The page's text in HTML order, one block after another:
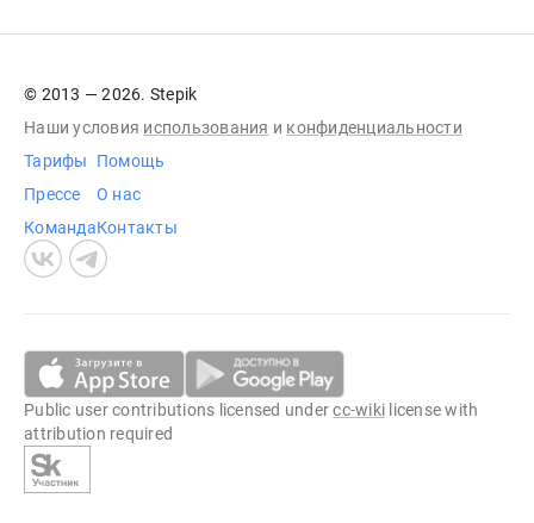
© 2013 — 2026. Stepik
Наши условия использования и конфиденциальности
Тарифы
Прессе
Команда
Помощь
О нас
Контакты
Public user contributions licensed undercc-wiki license with
attribution required